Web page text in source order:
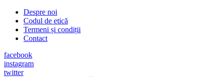
Despre noi
Codul de etică
Termeni și condiții
Contact
facebook
instagram
twitter